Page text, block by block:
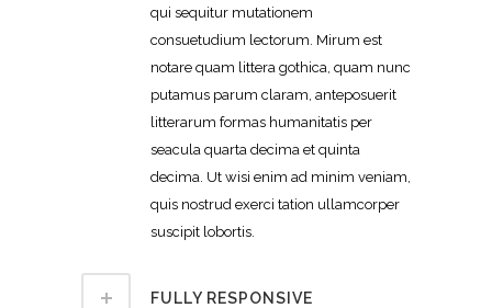
qui sequitur mutationem
consuetudium lectorum. Mirum est
notare quam littera gothica, quam nunc
putamus parum claram, anteposuerit
litterarum formas humanitatis per
seacula quarta decima et quinta
decima. Ut wisi enim ad minim veniam,
quis nostrud exerci tation ullamcorper
suscipit lobortis.
FULLY RESPONSIVE